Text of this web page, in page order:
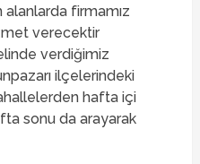
firmamız
verecektir
verdiğimiz
ilçelerindeki
hafta içi
sonu da arayarak